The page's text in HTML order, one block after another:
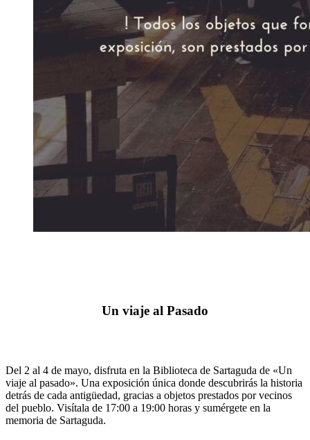
Un viaje al Pasado
Del 2 al 4 de mayo, disfruta en la Biblioteca de Sartaguda de «Un
viaje al pasado». Una exposición única donde descubrirás la historia
detrás de cada antigüedad, gracias a objetos prestados por vecinos
del pueblo. Visítala de 17:00 a 19:00 horas y sumérgete en la
memoria de Sartaguda.